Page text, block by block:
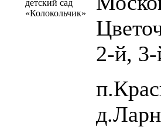
детский сад
«Колокольчик»
2-й,